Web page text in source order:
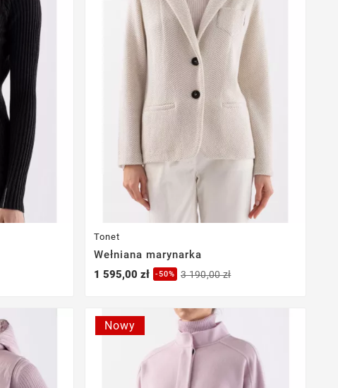
Tonet
Wełniana marynarka
1 595,00 zł
-50% 3 190,00 zł
Nowy